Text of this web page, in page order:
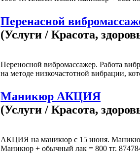
Перенасной
(Услуги / Красота,
Переносной вибромассажер. Работа
на методе низкочастотной вибрации,
Маникюр АКЦИЯ
(Услуги / Красота,
АКЦИЯ на маникюр с 15 июня. Маникюр
Маникюр + обычный лак = 800 тг.